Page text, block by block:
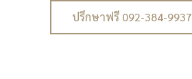
ปรึกษาฟรี 092-384-9937